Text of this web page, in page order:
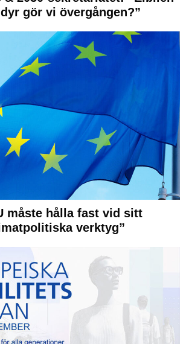
gör vi övergången?”
måste hålla fast vid sitt
verktyg”